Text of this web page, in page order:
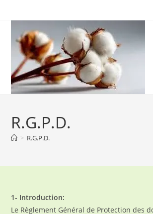
content
R.G.P.D.
> R.G.P.D.
1- Introduction:
Le Règlement Général de Protection des